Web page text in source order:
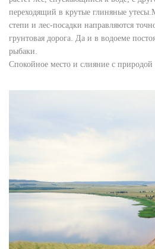
переходящий в крутые глиняные
степи и лес-посадки направляются
грунтовая дорога. Да и в водоеме
рыбаки.
Спокойное место и слияние с природой